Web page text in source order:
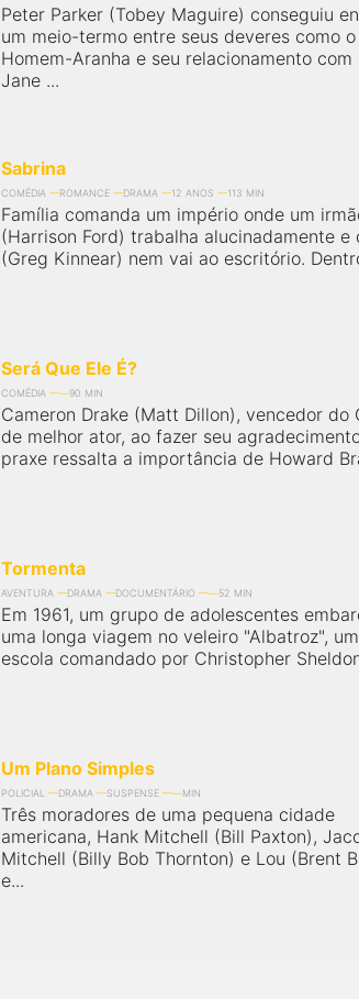
Peter Parker (Tobey Maguire) conseguiu
um meio-termo entre seus deveres como o
Homem-Aranha e seu relacionamento com
Jane ...
Sabrina
COMÉDIA ROMANCE DRAMA 12 ANOS 113 MIN
Família comanda um império onde um
(Harrison Ford) trabalha alucinadamente e
(Greg Kinnear) nem vai ao escritório.
Será Que Ele É?
COMÉDIA 90 MIN
Cameron Drake (Matt Dillon), vencedor do
de melhor ator, ao fazer seu
praxe ressalta a importância de Howard
Tormenta
AVENTURA DRAMA DOCUMENTÁRIO 52 MIN
Em 1961, um grupo de adolescentes
uma longa viagem no veleiro "Albatroz",
escola comandado por Christopher
Um Plano Simples
POLICIAL DRAMA SUSPENSE MIN
Três moradores de uma pequena cidade
americana, Hank Mitchell (Bill Paxton),
Mitchell (Billy Bob Thornton) e Lou (Brent
e...